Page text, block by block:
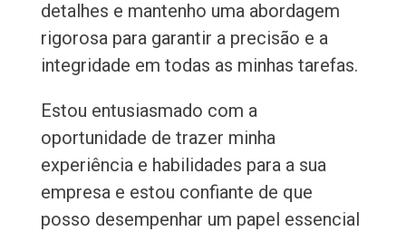
detalhes e mantenho uma abordagem
rigorosa para garantir a precisão e a
integridade em todas as minhas tarefas.
Estou entusiasmado com a
oportunidade de trazer minha
experiência e habilidades para a sua
empresa e estou confiante de que
posso desempenhar um papel essencial